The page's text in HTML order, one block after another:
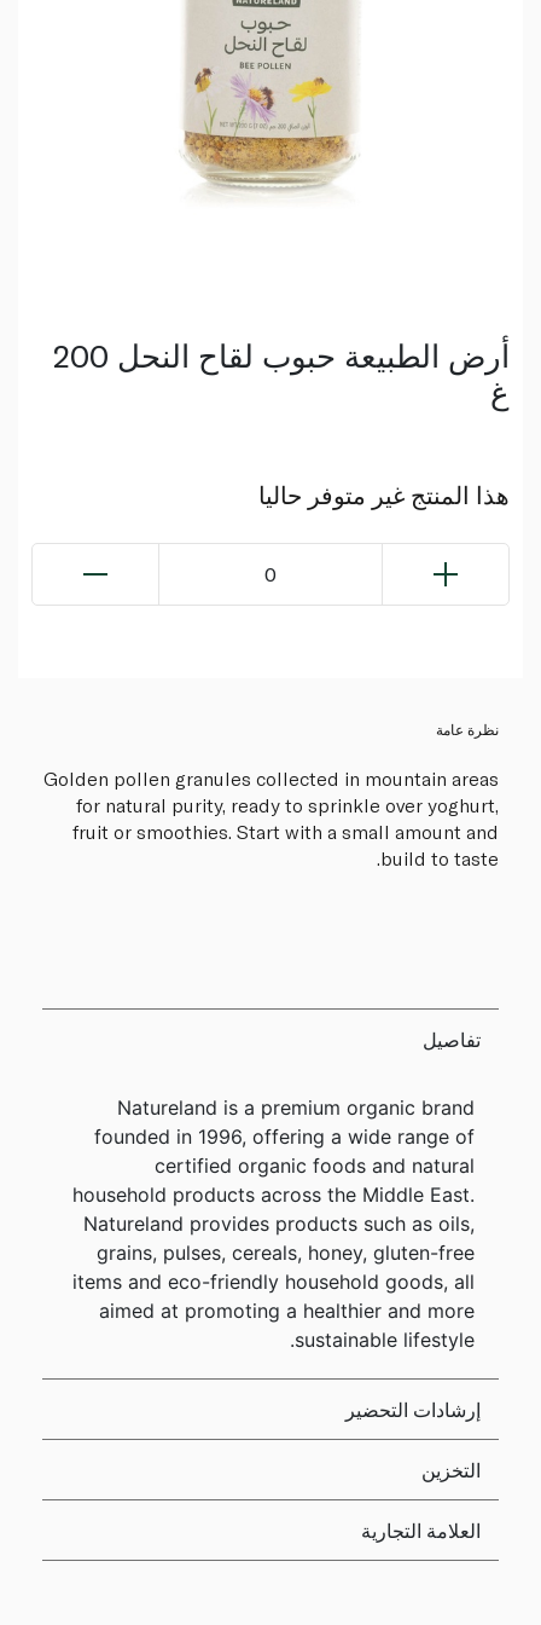
أرض الطبيعة حبوب لقاح النحل 200
غ
هذا المنتج غير متوفر حاليا
0
نظرة عامة
Golden pollen granules collected in mountain areas
for natural purity, ready to sprinkle over yoghurt,
fruit or smoothies. Start with a small amount and
build to taste.
تفاصيل
Natureland is a premium organic brand
founded in 1996, offering a wide range of
certified organic foods and natural
household products across the Middle East.
Natureland provides products such as oils,
grains, pulses, cereals, honey, gluten-free
items and eco-friendly household goods, all
aimed at promoting a healthier and more
sustainable lifestyle.
إرشادات التحضير
التخزين
العلامة التجارية